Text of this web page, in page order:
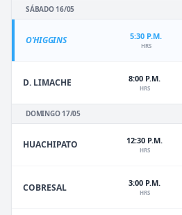
SÁBADO 16/05
O'HIGGINS 5:30 P.M.
HRS
D. LIMACHE 8:00 P.M.
HRS
DOMINGO 17/05
HUACHIPATO 12:30 P.M.
HRS
COBRESAL 3:00 P.M.
HRS